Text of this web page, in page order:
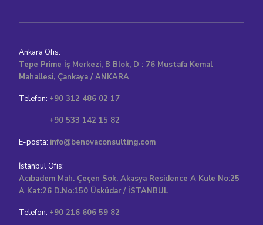
Ankara Ofis:
Tepe Prime İş Merkezi, B Blok, D : 76 Mustafa Kemal
Mahallesi, Çankaya / ANKARA
Telefon: +90 312 486 02 17
+90 533 142 15 82
E-posta: info@benovaconsulting.com
İstanbul Ofis:
Acıbadem Mah. Çeçen Sok. Akasya Residence A Kule No:25
A Kat:26 D.No:150 Üsküdar / İSTANBUL
Telefon: +90 216 606 59 82